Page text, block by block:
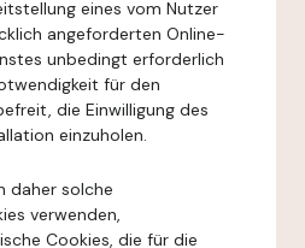
eines vom Nutzer
angeforderten Online-
unbedingt erforderlich
für den
die Einwilligung des
einzuholen.
daher solche
verwenden,
Cookies, die für die